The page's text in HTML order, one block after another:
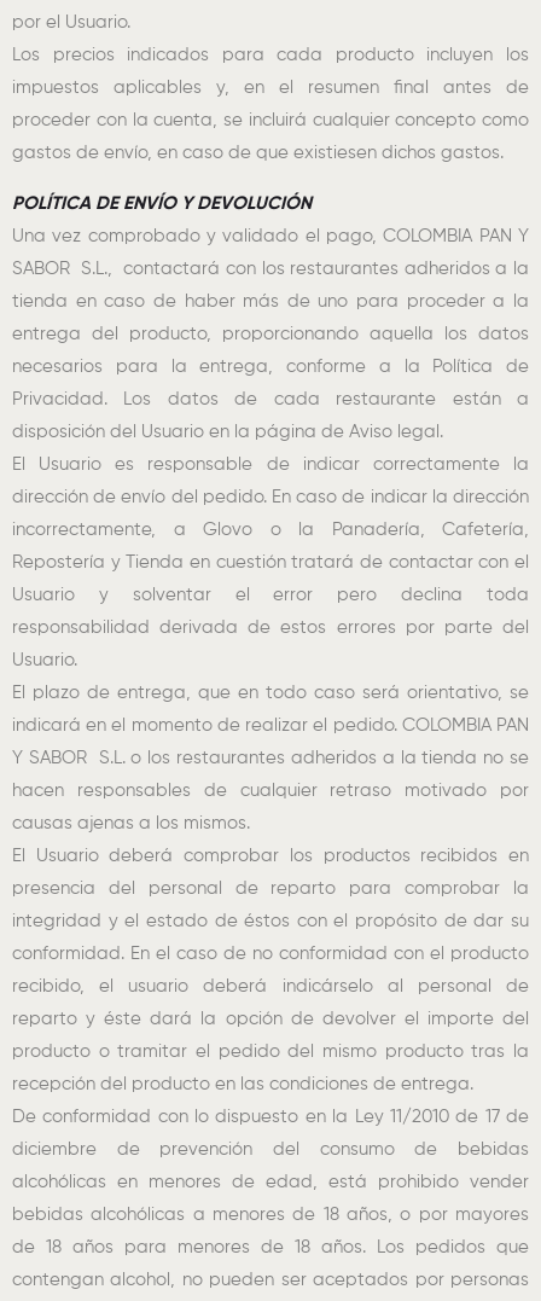
por el Usuario.
Los precios indicados para cada producto incluyen los
impuestos aplicables y, en el resumen final antes de
proceder con la cuenta, se incluirá cualquier concepto como
gastos de envío, en caso de que existiesen dichos gastos.
POLÍTICA DE ENVÍO Y DEVOLUCIÓN
Una vez comprobado y validado el pago, COLOMBIA PAN Y
SABOR S.L., contactará con los restaurantes adheridos a la
tienda en caso de haber más de uno para proceder a la
entrega del producto, proporcionando aquella los datos
necesarios para la entrega, conforme a la Política de
Privacidad. Los datos de cada restaurante están a
disposición del Usuario en la página de Aviso legal.
El Usuario es responsable de indicar correctamente la
dirección de envío del pedido. En caso de indicar la dirección
incorrectamente, a Glovo o la Panadería, Cafetería,
Repostería y Tienda en cuestión tratará de contactar con el
Usuario y solventar el error pero declina toda
responsabilidad derivada de estos errores por parte del
Usuario.
El plazo de entrega, que en todo caso será orientativo, se
indicará en el momento de realizar el pedido. COLOMBIA PAN
Y SABOR S.L. o los restaurantes adheridos a la tienda no se
hacen responsables de cualquier retraso motivado por
causas ajenas a los mismos.
El Usuario deberá comprobar los productos recibidos en
presencia del personal de reparto para comprobar la
integridad y el estado de éstos con el propósito de dar su
conformidad. En el caso de no conformidad con el producto
recibido, el usuario deberá indicárselo al personal de
reparto y éste dará la opción de devolver el importe del
producto o tramitar el pedido del mismo producto tras la
recepción del producto en las condiciones de entrega.
De conformidad con lo dispuesto en la Ley 11/2010 de 17 de
diciembre de prevención del consumo de bebidas
alcohólicas en menores de edad, está prohibido vender
bebidas alcohólicas a menores de 18 años, o por mayores
de 18 años para menores de 18 años. Los pedidos que
contengan alcohol, no pueden ser aceptados por personas